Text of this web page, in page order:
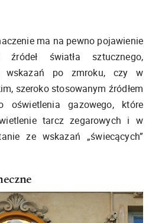
ma na pewno pojawienie
światła sztucznego,
wskazań po zmroku, czy w
szeroko stosowanym źródłem
oświetlenia gazowego, które
tarcz zegarowych i w
ze wskazań „świecących”